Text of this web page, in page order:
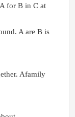
for B in C at
A are B is
Afamily